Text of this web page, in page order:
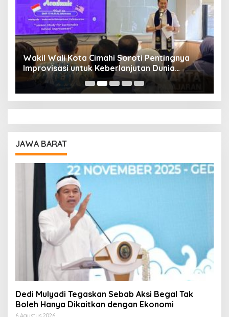
Wakil Wali Kota Cimahi Soroti Pentingnya
Improvisasi untuk Keberlanjutan Dunia
Pendidikan
JAWA BARAT
Dedi Mulyadi Tegaskan Sebab Aksi Begal Tak
Boleh Hanya Dikaitkan dengan Ekonomi
6 Agustus 2026